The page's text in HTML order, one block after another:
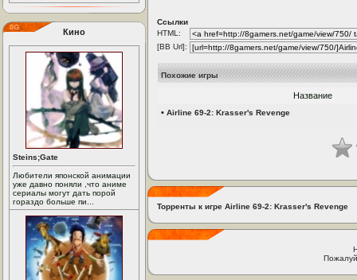
Кино
Steins;Gate
Любители японской анимации
уже давно поняли ,что аниме
сериалы могут дать порой
гораздо больше пи...
Ссылки
HTML:
[BB Url]:
Похожие игры
Название
• Airline 69-2: Krasser's Revenge
Торренты к игре Airline 69-2: Krasser's Revenge